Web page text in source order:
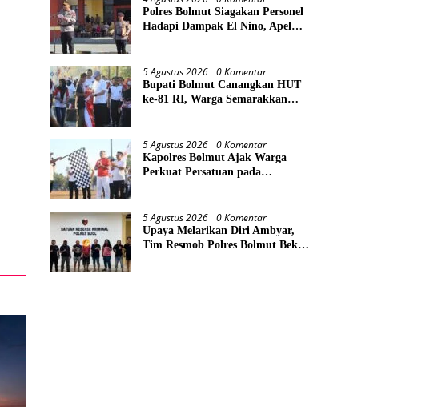
Polres Bolmut Siagakan Personel
Hadapi Dampak El Nino, Apel
5 Agustus 2026 0 Komentar
Bupati Bolmut Canangkan HUT
ke-81 RI, Warga Semarakkan
5 Agustus 2026 0 Komentar
Kapolres Bolmut Ajak Warga
Perkuat Persatuan pada
5 Agustus 2026 0 Komentar
Upaya Melarikan Diri Ambyar,
Tim Resmob Polres Bolmut Bekuk